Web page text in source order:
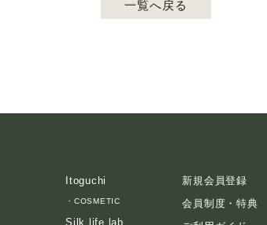
一覧へ戻る
Itoguchi
・ COSMETIC
Silk life lab
新規会員登録
会員制度・特典